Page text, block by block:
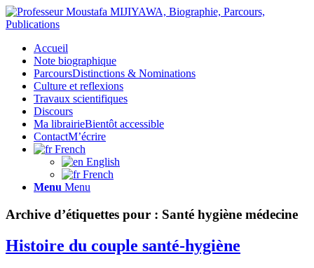
Accueil
Note biographique
ParcoursDistinctions & Nominations
Culture et reflexions
Travaux scientifiques
Discours
Ma librairieBientôt accessible
ContactM’écrire
French
English
French
Menu Menu
Archive d’étiquettes pour : Santé hygiène médecine
Histoire du couple santé-hygiène